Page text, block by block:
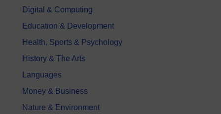
Digital & Computing
Education & Development
Health, Sports & Psychology
History & The Arts
Languages
Money & Business
Nature & Environment